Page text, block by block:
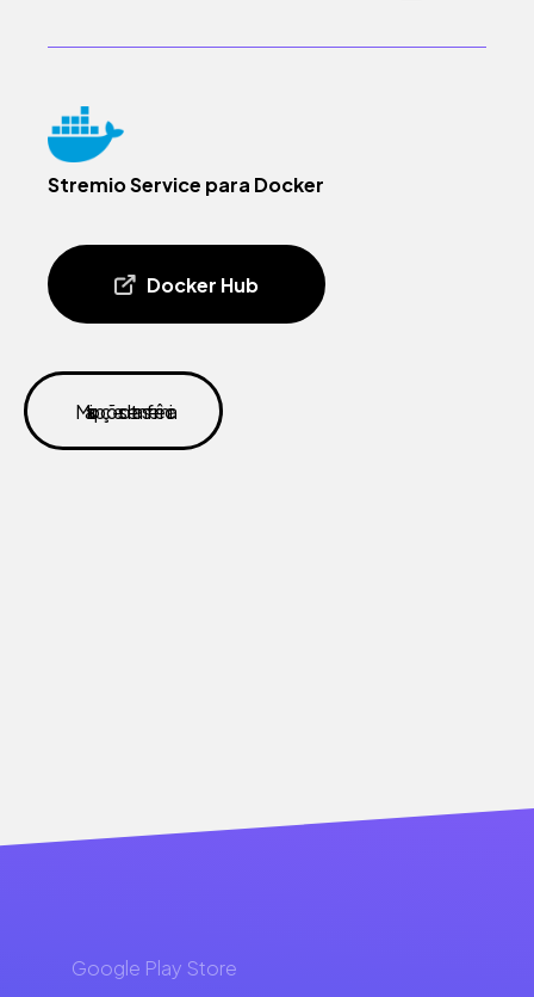
Stremio Service para Docker
Docker Hub
Mais opções de transferência
Google Play Store